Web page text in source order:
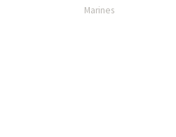
Marines